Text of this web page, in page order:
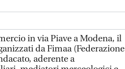
in via Piave a Modena, il
da Fimaa (Federazione
aderente a